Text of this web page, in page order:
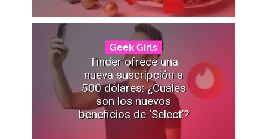
Geek Girls
Tinder ofrece una
nueva suscripción a
500 dólares: ¿Cuáles
son los nuevos
beneficios de ‘Select’?